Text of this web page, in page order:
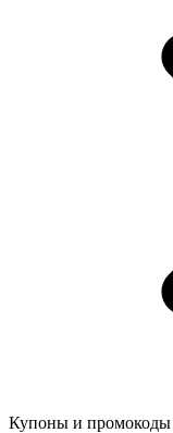
Купоны и промокоды